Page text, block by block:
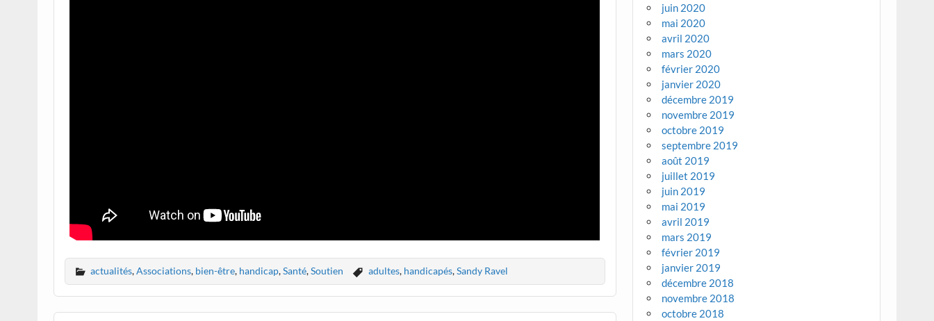
actualités,Associations, bien-être, handicap,Santé,Soutien adultes, handicapés,Sandy Ravel
juin 2020
mai 2020
avril 2020
mars 2020
février 2020
janvier 2020
décembre 2019
novembre 2019
octobre 2019
septembre 2019
août 2019
juillet 2019
juin 2019
mai 2019
avril 2019
mars 2019
février 2019
janvier 2019
décembre 2018
novembre 2018
octobre 2018